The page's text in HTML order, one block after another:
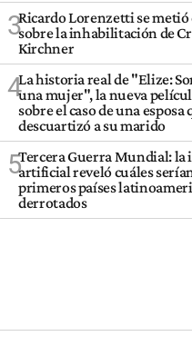
3Ricardo Lorenzetti se metió
sobre la inhabilitación de
Kirchner
4La historia real de "Elize:
una mujer", la nueva
sobre el caso de una esposa
descuartizó a su marido
5Tercera Guerra Mundial:
artificial reveló cuáles
primeros países
derrotados